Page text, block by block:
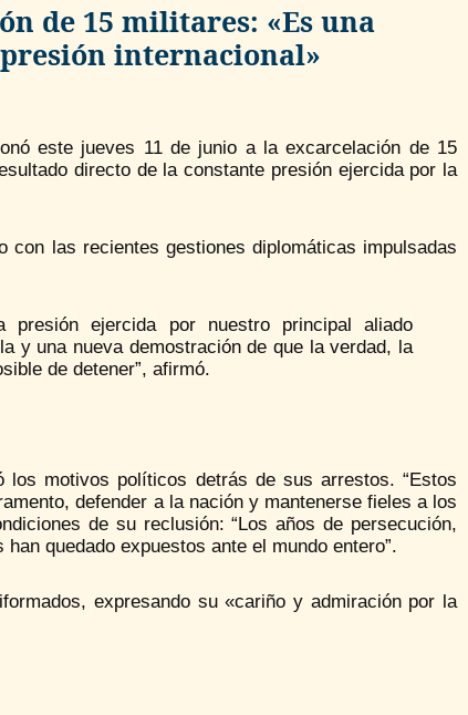
de 15 militares: «Es una
internacional»
este jueves 11 de junio a la excarcelación de 15
directo de la constante presión ejercida por la
las recientes gestiones diplomáticas impulsadas
ejercida por nuestro principal aliado
y una nueva demostración de que la verdad, la
de detener”, afirmó.
motivos políticos detrás de sus arrestos. “Estos
defender a la nación y mantenerse fieles a los
de su reclusión: “Los años de persecución,
quedado expuestos ante el mundo entero”.
expresando su «cariño y admiración por la